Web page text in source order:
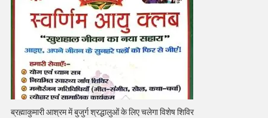
ब्रह्माकुमारी आश्रम में बुजुर्ग श्रद्धालुओं के लिए चलेगा विशेष शिविर